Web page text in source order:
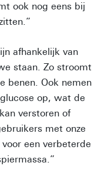
ook nog eens bij
afhankelijk van
staan. Zo stroomt
benen. Ook nemen
op, wat de
verstoren of
met onze
een verbeterde